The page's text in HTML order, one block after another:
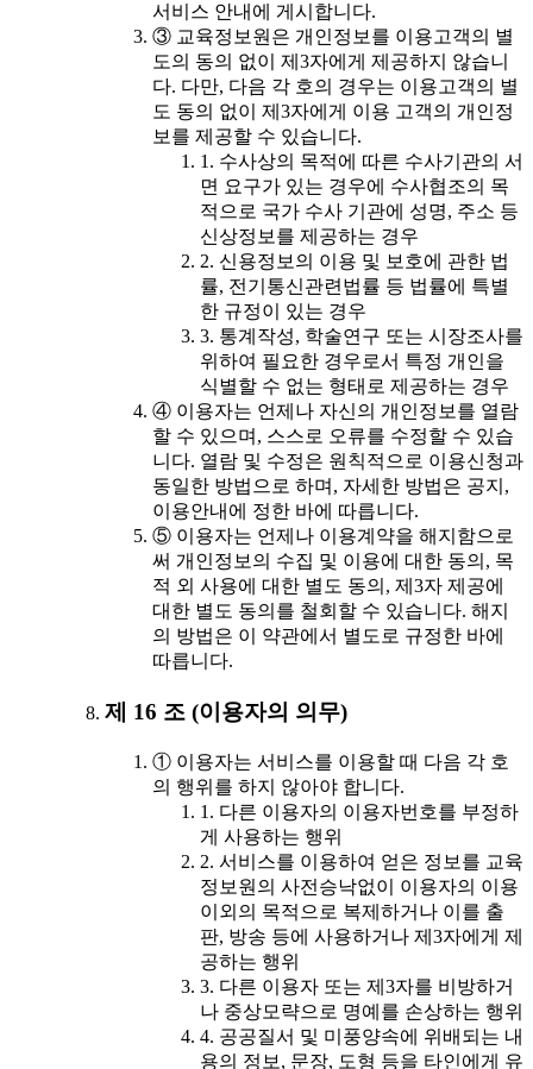
서비스 안내에 게시합니다.
③ 교육정보원은 개인정보를 이용고객의 별
도의 동의 없이 제3자에게 제공하지 않습니
다. 다만, 다음 각 호의 경우는 이용고객의 별
도 동의 없이 제3자에게 이용 고객의 개인정
보를 제공할 수 있습니다.
1. 수사상의 목적에 따른 수사기관의 서
면 요구가 있는 경우에 수사협조의 목
적으로 국가 수사 기관에 성명, 주소 등
신상정보를 제공하는 경우
2. 신용정보의 이용 및 보호에 관한 법
률, 전기통신관련법률 등 법률에 특별
한 규정이 있는 경우
3. 통계작성, 학술연구 또는 시장조사를
위하여 필요한 경우로서 특정 개인을
식별할 수 없는 형태로 제공하는 경우
④ 이용자는 언제나 자신의 개인정보를 열람
할 수 있으며, 스스로 오류를 수정할 수 있습
니다. 열람 및 수정은 원칙적으로 이용신청과
동일한 방법으로 하며, 자세한 방법은 공지,
이용안내에 정한 바에 따릅니다.
⑤ 이용자는 언제나 이용계약을 해지함으로
써 개인정보의 수집 및 이용에 대한 동의, 목
적 외 사용에 대한 별도 동의, 제3자 제공에
대한 별도 동의를 철회할 수 있습니다. 해지
의 방법은 이 약관에서 별도로 규정한 바에
따릅니다.
제 16 조 (이용자의 의무)
① 이용자는 서비스를 이용할 때 다음 각 호
의 행위를 하지 않아야 합니다.
1. 다른 이용자의 이용자번호를 부정하
게 사용하는 행위
2. 서비스를 이용하여 얻은 정보를 교육
정보원의 사전승낙없이 이용자의 이용
이외의 목적으로 복제하거나 이를 출
판, 방송 등에 사용하거나 제3자에게 제
공하는 행위
3. 다른 이용자 또는 제3자를 비방하거
나 중상모략으로 명예를 손상하는 행위
4. 공공질서 및 미풍양속에 위배되는 내
용의 정보, 문장, 도형 등을 타인에게 유